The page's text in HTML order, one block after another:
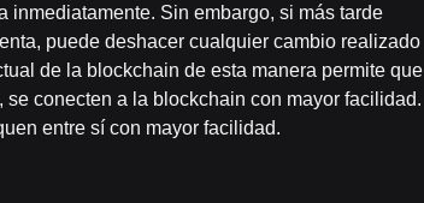
Sin embargo, si más tarde
puede deshacer cualquier cambio realizado
de la blockchain de esta manera permite que
conecten a la blockchain con mayor facilidad.
entre sí con mayor facilidad.